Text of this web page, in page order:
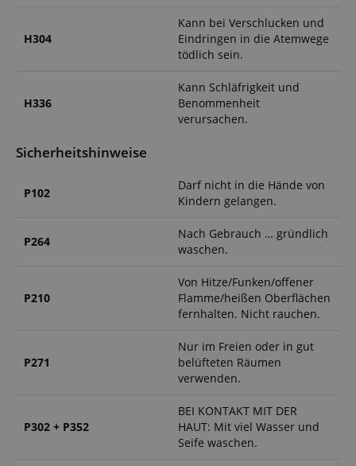
H304
Kann bei Verschlucken und
Eindringen in die Atemwege
tödlich sein.
H336
Kann Schläfrigkeit und
Benommenheit
verursachen.
Sicherheitshinweise
P102
Darf nicht in die Hände von
Kindern gelangen.
P264
Nach Gebrauch … gründlich
waschen.
P210
Von Hitze/Funken/offener
Flamme/heißen Oberflächen
fernhalten. Nicht rauchen.
P271
Nur im Freien oder in gut
belüfteten Räumen
verwenden.
P302 + P352
BEI KONTAKT MIT DER
HAUT: Mit viel Wasser und
Seife waschen.